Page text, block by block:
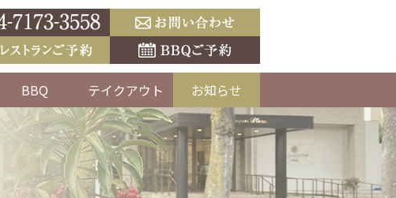
BBQ テイクアウト お知らせ